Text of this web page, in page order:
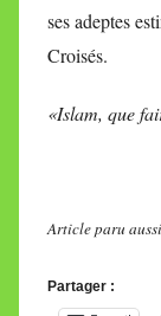
ses adeptes
Croisés.
«Islam, que
Article paru
Partager :